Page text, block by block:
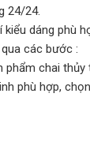
24/24.
dáng phù
các bước :
phẩm chai thủy
phù hợp,